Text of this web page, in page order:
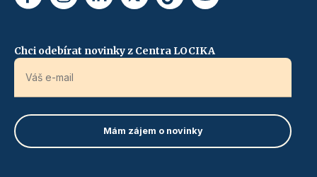
Chci odebírat novinky z Centra LOCIKA